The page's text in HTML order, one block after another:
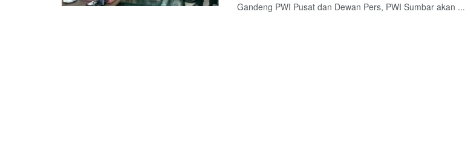
Gandeng PWI Pusat dan Dewan Pers, PWI Sumbar akan ...